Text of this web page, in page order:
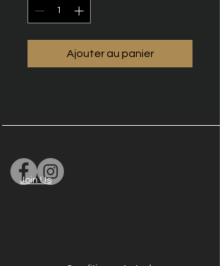
Ajouter au panier
Join Us